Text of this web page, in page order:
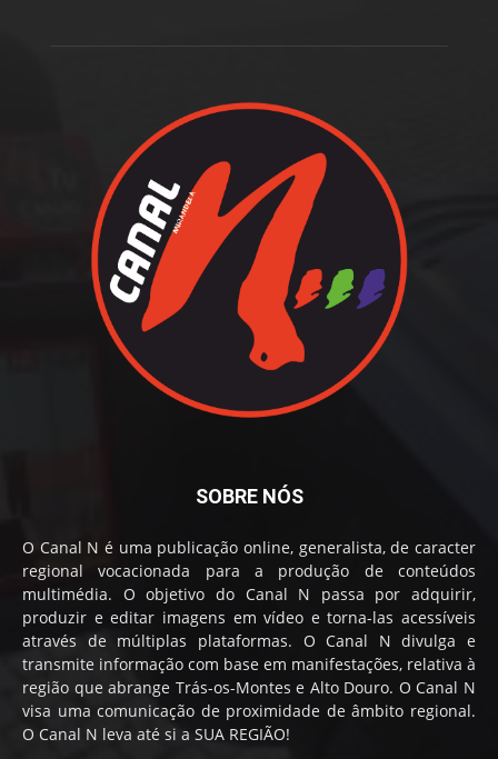
SOBRE NÓS
O Canal N é uma publicação online, generalista, de caracter
regional vocacionada para a produção de conteúdos
multimédia. O objetivo do Canal N passa por adquirir,
produzir e editar imagens em vídeo e torna-las acessíveis
através de múltiplas plataformas. O Canal N divulga e
transmite informação com base em manifestações, relativa à
região que abrange Trás-os-Montes e Alto Douro. O Canal N
visa uma comunicação de proximidade de âmbito regional.
O Canal N leva até si a SUA REGIÃO!